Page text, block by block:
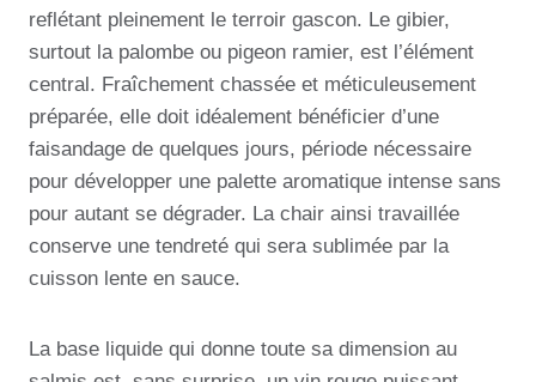
reflétant pleinement le terroir gascon. Le gibier,
surtout la palombe ou pigeon ramier, est l’élément
central. Fraîchement chassée et méticuleusement
préparée, elle doit idéalement bénéficier d’une
faisandage de quelques jours, période nécessaire
pour développer une palette aromatique intense sans
pour autant se dégrader. La chair ainsi travaillée
conserve une tendreté qui sera sublimée par la
cuisson lente en sauce.
La base liquide qui donne toute sa dimension au